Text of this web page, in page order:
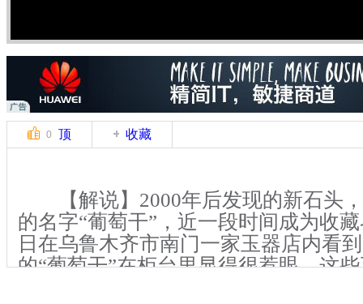
0 顶 收藏
【解说】2000年后发现的新石头
的名字“葡萄干”，近一段时间成为收
日在乌鲁木齐市南门一家玉器店内看
的“葡萄干”在柜台里显得很惹眼，这